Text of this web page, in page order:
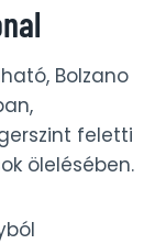
Bolzano
feletti
ölelésében.